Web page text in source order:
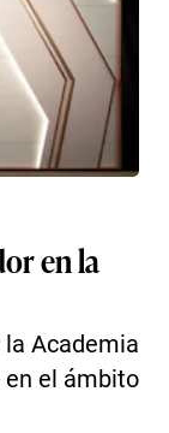
en la
Academia
en el ámbito